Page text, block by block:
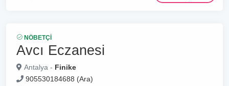
NÖBETÇI
Avcı Eczanesi
Antalya - Finike
905530184688 (Ara)